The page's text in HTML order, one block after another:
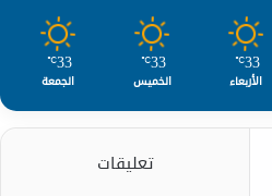
33
℃
الأربعاء
33
℃
الخميس
33
℃
الجمعة
تعليقات